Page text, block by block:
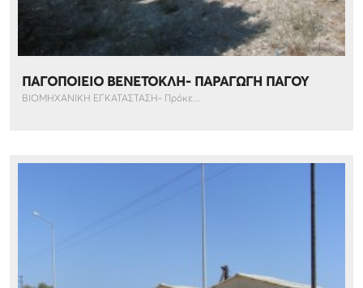
ΠΑΓΟΠΟΙΕΙΟ ΒΕΝΕΤΟΚΛΗ- ΠΑΡΑΓΩΓΗ ΠΑΓΟΥ
ΒΙΟΜΗΧΑΝΙΚΗ ΕΓΚΑΤΑΣΤΑΣΗ- Πρόκε...